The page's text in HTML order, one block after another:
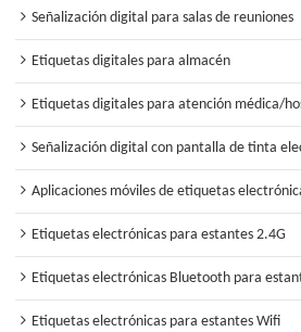
Señalización digital para salas de reuniones
Etiquetas digitales para almacén
Etiquetas digitales para atención médica/
Señalización digital con pantalla de tinta
Aplicaciones móviles de etiquetas
Etiquetas electrónicas para estantes 2.4G
Etiquetas electrónicas Bluetooth para
Etiquetas electrónicas para estantes Wifi